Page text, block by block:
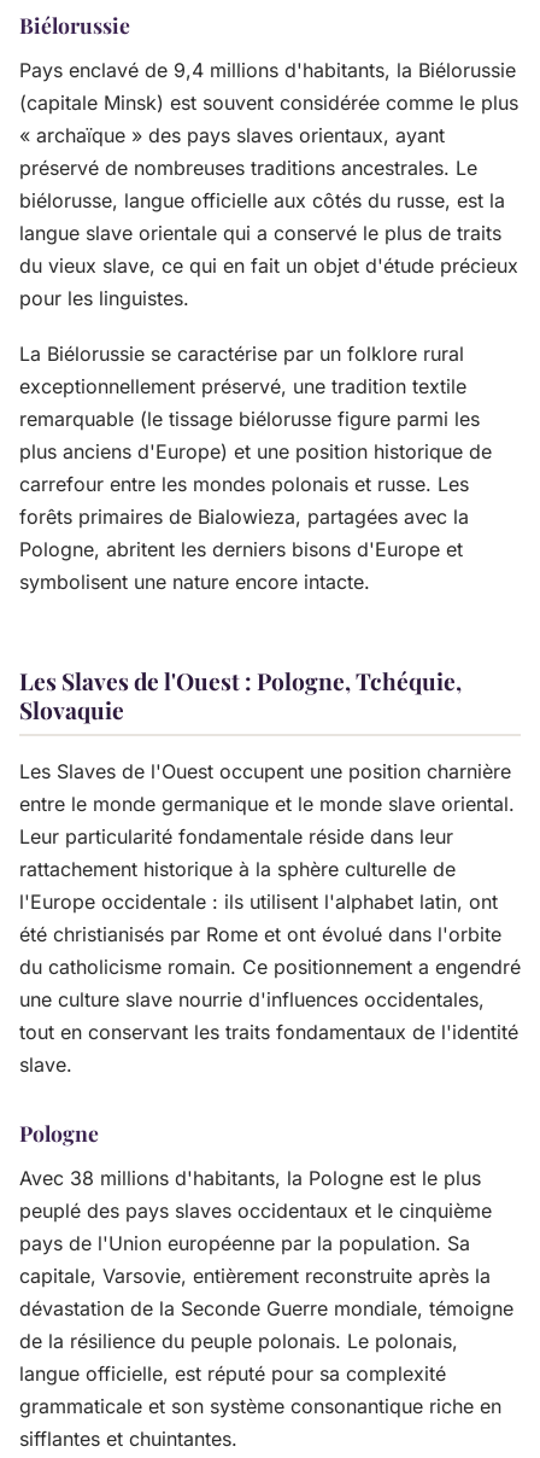
Biélorussie
Pays enclavé de 9,4 millions d'habitants, la Biélorussie
(capitale Minsk) est souvent considérée comme le plus
« archaïque » des pays slaves orientaux, ayant
préservé de nombreuses traditions ancestrales. Le
biélorusse, langue officielle aux côtés du russe, est la
langue slave orientale qui a conservé le plus de traits
du vieux slave, ce qui en fait un objet d'étude précieux
pour les linguistes.
La Biélorussie se caractérise par un folklore rural
exceptionnellement préservé, une tradition textile
remarquable (le tissage biélorusse figure parmi les
plus anciens d'Europe) et une position historique de
carrefour entre les mondes polonais et russe. Les
forêts primaires de Bialowieza, partagées avec la
Pologne, abritent les derniers bisons d'Europe et
symbolisent une nature encore intacte.
Les Slaves de l'Ouest : Pologne, Tchéquie,
Slovaquie
Les Slaves de l'Ouest occupent une position charnière
entre le monde germanique et le monde slave oriental.
Leur particularité fondamentale réside dans leur
rattachement historique à la sphère culturelle de
l'Europe occidentale : ils utilisent l'alphabet latin, ont
été christianisés par Rome et ont évolué dans l'orbite
du catholicisme romain. Ce positionnement a engendré
une culture slave nourrie d'influences occidentales,
tout en conservant les traits fondamentaux de l'identité
slave.
Pologne
Avec 38 millions d'habitants, la Pologne est le plus
peuplé des pays slaves occidentaux et le cinquième
pays de l'Union européenne par la population. Sa
capitale, Varsovie, entièrement reconstruite après la
dévastation de la Seconde Guerre mondiale, témoigne
de la résilience du peuple polonais. Le polonais,
langue officielle, est réputé pour sa complexité
grammaticale et son système consonantique riche en
sifflantes et chuintantes.